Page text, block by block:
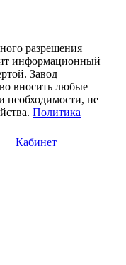
разрешения
информационный
Завод
вносить любые
необходимости, не
Политика
Кабинет